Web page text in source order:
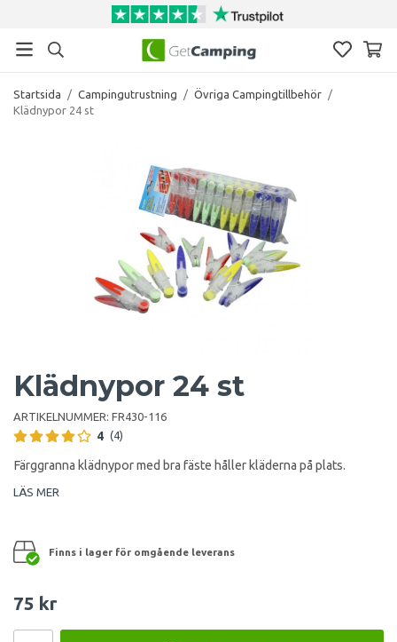
Startsida / Campingutrustning / Övriga Campingtillbehör /
Klädnypor 24 st
Klädnypor 24 st
ARTIKELNUMMER: FR430-116
4 (4)
Färggranna klädnypor med bra fäste håller kläderna på plats.
LÄS MER
Finns i lager för omgående leverans
75 kr